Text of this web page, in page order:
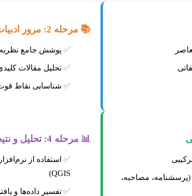
📚 مرحله 2: مرور ادبیات
✅ پوشش جامع
✅ تحلیل مقالات
✅ شناسایی نقاط
(پرسشنامه، مصاحبه،
📊 مرحله 4: تحلیل و نتیجه‌گیری
✅
QGIS)
✅ تفسیر داده‌ها و